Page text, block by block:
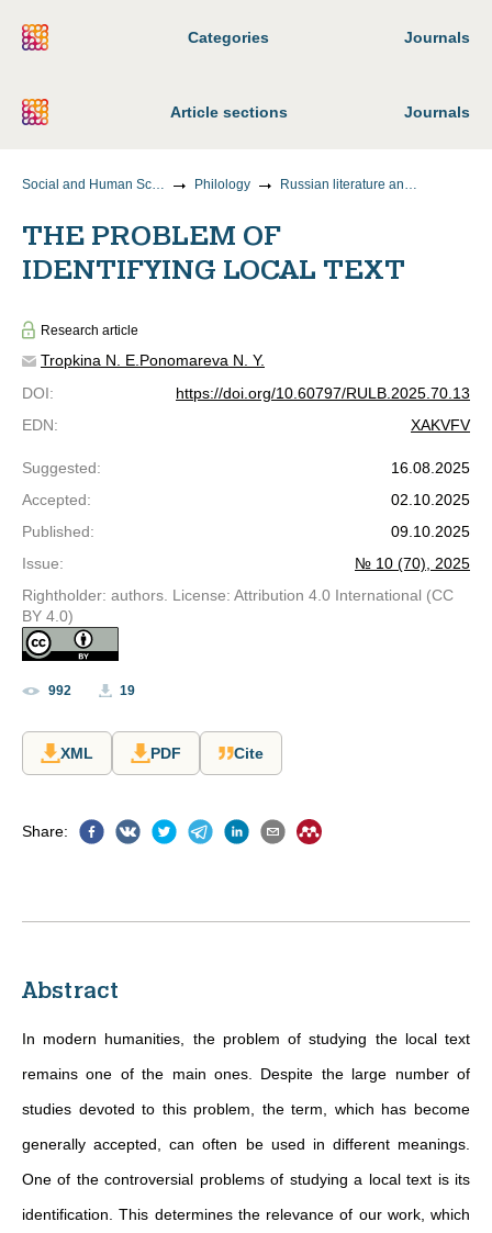
Categories Journals
Article sections Journals
Social and Human Sciences Philology Russian literature and literature of the peoples of the Russian Federation
THE PROBLEM OF
IDENTIFYING LOCAL TEXT
Research article
Tropkina N. E. Ponomareva N. Y.
DOI:
https://doi.org/10.60797/RULB.2025.70.13
EDN: XAKVFV
Suggested:
16.08.2025
Accepted:
02.10.2025
Published:
09.10.2025
Issue:
№ 10 (70), 2025
Rightholder: authors. License: Attribution 4.0 International (CC
BY 4.0)
992 19
XML PDF Cite
Share:
Abstract
In modern humanities, the problem of studying the local text
remains one of the main ones. Despite the large number of
studies devoted to this problem, the term, which has become
generally accepted, can often be used in different meanings.
One of the controversial problems of studying a local text is its
identification. This determines the relevance of our work, which